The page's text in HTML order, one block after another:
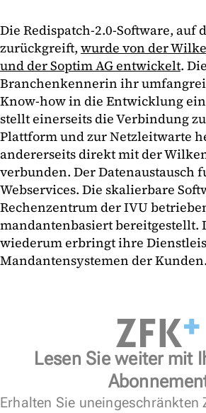
Die Redispatch-2.0-Software, auf
zurückgreift, wurde von der
und der Soptim AG entwickelt.
Branchenkennerin ihr
Know-how in die Entwicklung
stellt einerseits die Verbindung
Plattform und zur Netzleitwarte
andererseits direkt mit der
verbunden. Der Datenaustausch
Webservices. Die skalierbare
Rechenzentrum der IVU
mandantenbasiert bereitgestellt.
wiederum erbringt ihre
Mandantensystemen der
Lesen Sie weiter mit
Erhalten Sie uneingeschränkten